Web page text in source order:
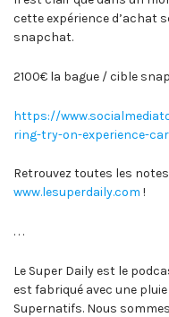
cette expérience d’achat
snapchat.
2100€ la bague / cible
https://
ring-try-on-experience-
Retrouvez toutes les
www.lesuperdaily.com !
. . .
Le Super Daily est le
est fabriqué avec une
Supernatifs. Nous